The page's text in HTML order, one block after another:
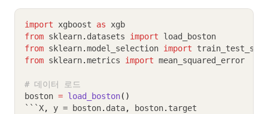
import xgboost as xgb
from sklearn. datasets import load_boston
from sklearn.model_selection import
from sklearn.metrics import mean_squared_error
# 데이터 로드
boston = load_boston()
```X, y = boston. data, boston. target